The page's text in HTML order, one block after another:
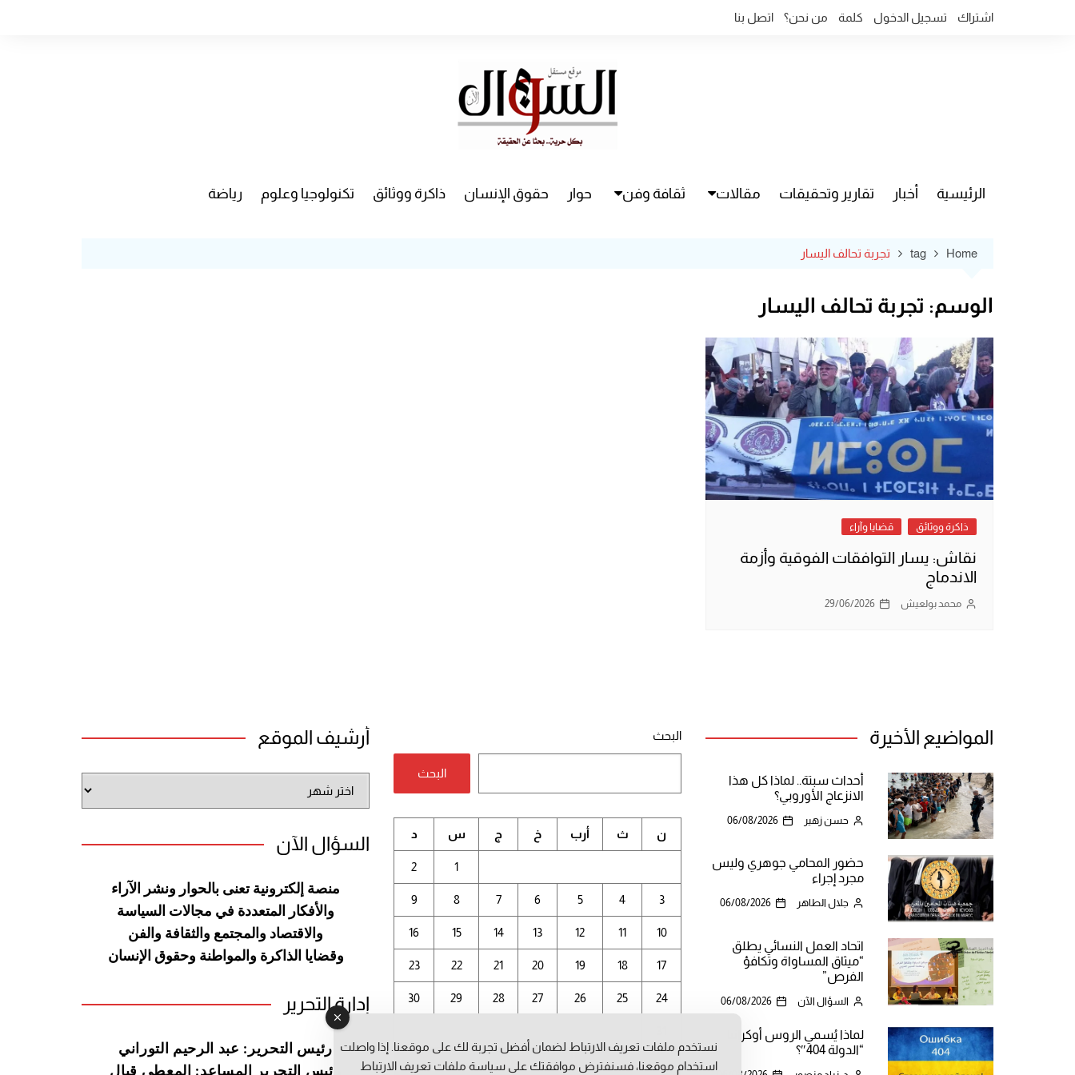
اشتراك تسجيل الدخول كلمة من نحن؟ اتصل بنا
الرئيسية أخبار تقارير وتحقيقات مقالات ثقافة وفن حوار حقوق الإنسان ذاكرة ووثائق تكنولوجيا وعلوم رياضة
Home
tag تجربة تحالف اليسار
الوسم: تجربة تحالف اليسار
ذاكرة ووثائق قضايا وآراء
نقاش: يسار التوافقات الفوقية وأزمة
الاندماج
محمد بولعيش 29/06/2026
المواضيع الأخيرة
أحداث سبتة.. لماذا كل هذا
الانزعاج الأوروبي؟
حسن زهير 06/08/2026
حضور المحامي جوهري وليس
مجرد إجراء
جلال الطاهر 06/08/2026
اتحاد العمل النسائي يطلق
“ميثاق المساواة وتكافؤ
الفرص”
السؤال الآن 06/08/2026
لماذا يُسمي الروس أوكرانيا
“الدولة 404″؟
البحث
البحث
أغسطس 2026
ن ث أرب خ ج س د
1
2
3
4
5
6
7
8
9
10
11
12
13
14
15
16
17
18
19
20
21
22
23
24
25
26
27
28
29
30
أرشيف الموقع
الموقع
السؤال الآن
منصة إلكترونية تعنى بالحوار ونشر
الآراء
والأفكار المتعددة في مجالات السياسة
والاقتصاد والمجتمع والثقافة والفن
وقضايا الذاكرة والمواطنة وحقوق الإنسان
إدارة التحرير
رئيس التحرير: عبد الرحيم التوراني
رئيس التحرير المساعد: المعطي قبال
نستخدم ملفات تعريف الارتباط لضمان أفضل تجربة لك على موقعنا. إذا واصلت
استخدام موقعنا، فسنفترض موافقتك على سياسة ملفات تعريف الارتباط